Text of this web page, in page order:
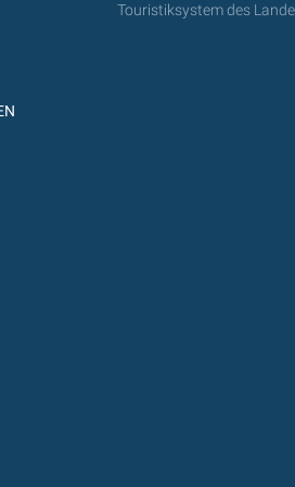
Touristiksystem des